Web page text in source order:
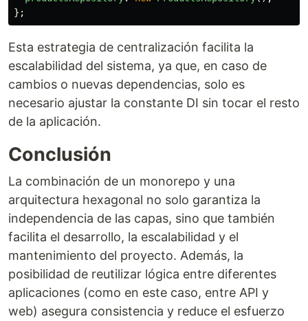
};
Esta estrategia de centralización facilita la
escalabilidad del sistema, ya que, en caso de
cambios o nuevas dependencias, solo es
necesario ajustar la constante DI sin tocar el resto
de la aplicación.
Conclusión
La combinación de un monorepo y una
arquitectura hexagonal no solo garantiza la
independencia de las capas, sino que también
facilita el desarrollo, la escalabilidad y el
mantenimiento del proyecto. Además, la
posibilidad de reutilizar lógica entre diferentes
aplicaciones (como en este caso, entre API y
web) asegura consistencia y reduce el esfuerzo